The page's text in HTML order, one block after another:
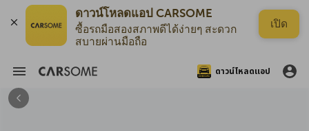
ดาวน์โหลดแอป CARSOME
ซื้อรถมือสองสภาพดีได้ง่ายๆ สะดวก
สบายผ่านมือถือ
เปิด
ดาวน์โหลดแอป